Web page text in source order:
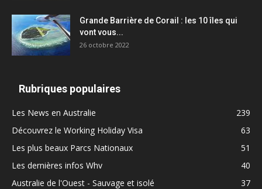
Grande Barrière de Corail : les 10 îles qui
vont vous...
26 octobre 2022
Rubriques populaires
Les News en Australie
239
Découvrez le Working Holiday Visa
63
Les plus beaux Parcs Nationaux
51
Les dernières infos Whv
40
Australie de l'Ouest - Sauvage et isolé
37